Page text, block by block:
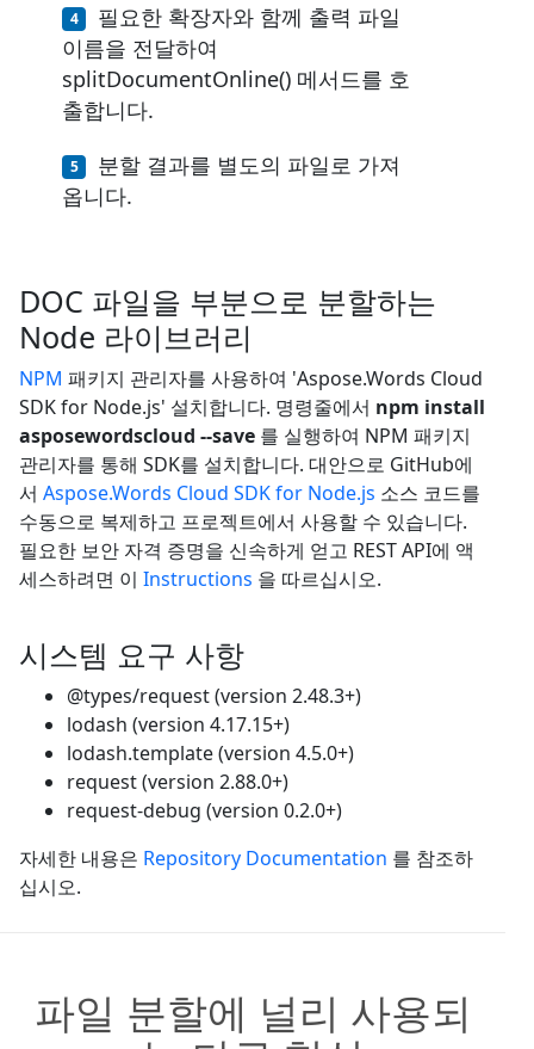
필요한 확장자와 함께 출력 파일
이름을 전달하여
splitDocumentOnline() 메서드를 호
출합니다.
분할 결과를 별도의 파일로 가져
옵니다.
DOC 파일을 부분으로 분할하는
Node 라이브러리
NPM 패키지 관리자를 사용하여 'Aspose.Words Cloud
SDK for Node.js' 설치합니다. 명령줄에서 npm install
asposewordscloud --save 를 실행하여 NPM 패키지
관리자를 통해 SDK를 설치합니다. 대안으로 GitHub에
서 Aspose.Words Cloud SDK for Node.js 소스 코드를
수동으로 복제하고 프로젝트에서 사용할 수 있습니다.
필요한 보안 자격 증명을 신속하게 얻고 REST API에 액
세스하려면 이 Instructions 을 따르십시오.
시스템 요구 사항
@types/request (version 2.48.3+)
lodash (version 4.17.15+)
lodash.template (version 4.5.0+)
request (version 2.88.0+)
request-debug (version 0.2.0+)
자세한 내용은 Repository Documentation 를 참조하
십시오.
파일 분할에 널리 사용되